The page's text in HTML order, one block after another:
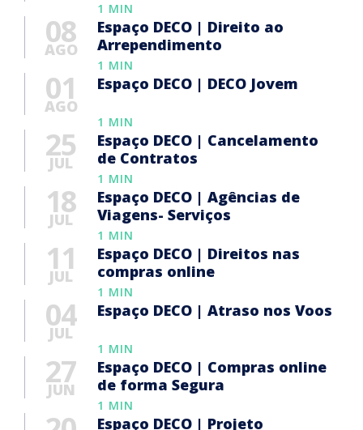
1 MIN
08
AGO
Espaço DECO | Direito ao
Arrependimento
1 MIN
01
AGO
Espaço DECO | DECO Jovem
1 MIN
25
JUL
Espaço DECO | Cancelamento
de Contratos
1 MIN
18
JUL
Espaço DECO | Agências de
Viagens- Serviços
1 MIN
11
JUL
Espaço DECO | Direitos nas
compras online
1 MIN
04
JUL
Espaço DECO | Atraso nos Voos
1 MIN
27
JUN
Espaço DECO | Compras online
de forma Segura
1 MIN
Espaço DECO | Projeto